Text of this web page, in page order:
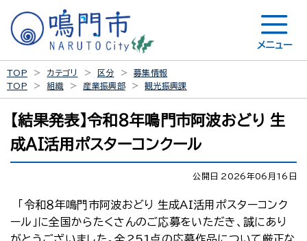
メニュー
TOP カテゴリ 区分
募集情報
TOP
組織 産業振興部 観光振興課
【結果発表】令和８年鳴門市阿波おどり 生
成AI活用ポスターコンクール
公開日 2026年06月16日
「令和８年鳴門市阿波おどり 生成AI活用ポスターコンク
ール」に全国からたくさんのご応募をいただき、誠にあり